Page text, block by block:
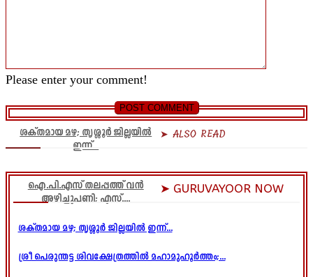
Please enter your comment!
ശക്തമായ മഴ; തൃശ്ശൂർ ജില്ലയിൽ
ഇന്ന്...
ഐ.പി.എസ് തലപ്പത്ത് വൻ
അഴിച്ചുപണി; എസ്....
➤ ALSO READ
ശക്തമായ മഴ; തൃശ്ശൂർ ജില്ലയിൽ ഇന്ന്...
ശ്രീ പെരുന്തട്ട ശിവക്ഷേത്രത്തിൽ മഹാമുഹൂർത്തം;...
➤ GURUVAYOOR NOW